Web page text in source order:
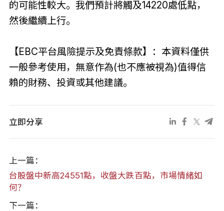
的可能性較大。我們預計將觸及14220處低點，
然後繼續上行。
【EBC平台風險提示及免責條款】：本資料僅供
一般參考使用，無意作為(也不應被視為)值得信
賴的財務、投資或其他建議。
立即分享
上一篇：
台股盤中新高24551點，收盤大跌百點，市場情緒如
何？
下一篇：